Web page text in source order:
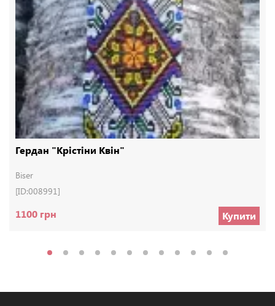
Гердан "Крістіни Квін"
Biser
[ID:008991]
1100 грн Купити